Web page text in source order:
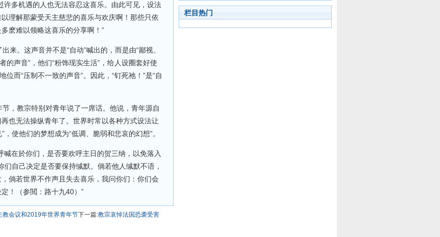
许多机遇的人也无法容忍这喜乐。由此可见，设法
理解那蒙受天主慈悲的喜乐与欢庆啊！那些只依
麽难以领略这喜乐的分享啊！”
来。这声音并不是“自动”喊出的，而是由“鄙视、
的声音”，他们“粉饰现实生活”，给人设圈套好使
位而“压制不一致的声音”。因此，“钉死祂！”是“自
，教宗特别对青年说了一席话。他说，青年源自
也无法操纵青年了。世界时常以各种方式设法让
，使他们的梦想成为“低调、脆弱和悲哀的幻想”。
在於你们，是否要欢呼主日的贺三纳，以免落入
们自己决定是否要保持缄默。倘若他人缄默不语，
倘若世界不作声且失去喜乐，我问你们：你们会
！（参閲：路十九40）”
教会议和2019年世界青年节下一篇:教宗哀悼法国恐袭受害
栏目热门